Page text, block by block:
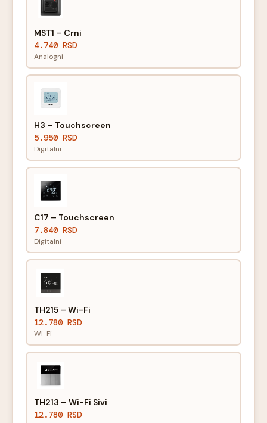
MST1 – Crni
4.740 RSD
Analogni
H3 – Touchscreen
5.950 RSD
Digitalni
C17 – Touchscreen
7.840 RSD
Digitalni
TH215 – Wi-Fi
12.780 RSD
Wi-Fi
TH213 – Wi-Fi Sivi
12.780 RSD